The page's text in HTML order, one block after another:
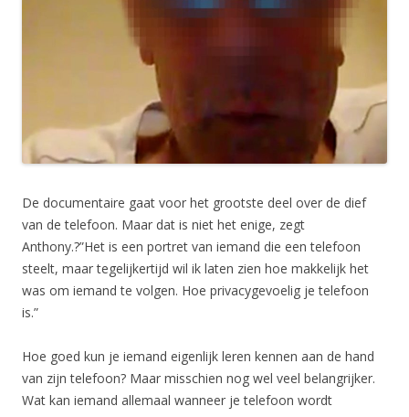
De documentaire gaat voor het grootste deel over de dief
van de telefoon. Maar dat is niet het enige, zegt
Anthony.?”Het is een portret van iemand die een telefoon
steelt, maar tegelijkertijd wil ik laten zien hoe makkelijk het
was om iemand te volgen. Hoe privacygevoelig je telefoon
is.”
Hoe goed kun je iemand eigenlijk leren kennen aan de hand
van zijn telefoon? Maar misschien nog wel veel belangrijker.
Wat kan iemand allemaal wanneer je telefoon wordt